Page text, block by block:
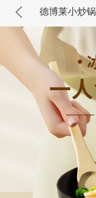
德博莱小炒锅